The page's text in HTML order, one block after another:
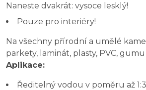
Naneste dvakrát: vysoce lesklý!
Pouze pro interiéry!
Na všechny přírodní a umělé
parkety, laminát, plasty, PVC,
Aplikace:
Ředitelný vodou v poměru až 1:3